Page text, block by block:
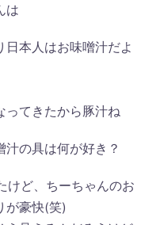
は
日本人はお味噌汁だよ
ってきたから豚汁ね
の具は何が好き？
ど、ちーちゃんのお
が豪快(笑)